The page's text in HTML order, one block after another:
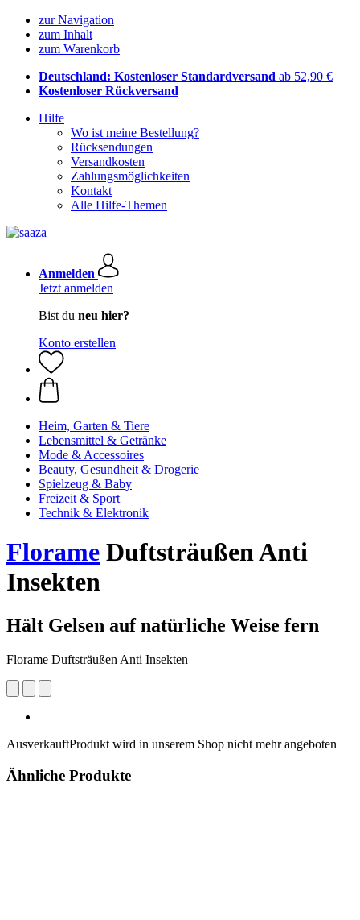
zur Navigation
zum Inhalt
zum Warenkorb
Deutschland: Kostenloser Standardversand ab 52,90 €
Kostenloser Rückversand
Hilfe
Wo ist meine Bestellung?
Rücksendungen
Versandkosten
Zahlungsmöglichkeiten
Kontakt
Alle Hilfe-Themen
Anmelden
Jetzt anmelden
Bist du neu hier?
Konto erstellen
Heim, Garten & Tiere
Lebensmittel & Getränke
Mode & Accessoires
Beauty, Gesundheit & Drogerie
Spielzeug & Baby
Freizeit & Sport
Technik & Elektronik
Florame Duftsträußen Anti
Insekten
Hält Gelsen auf natürliche Weise fern
Florame Duftsträußen Anti Insekten
AusverkauftProdukt wird in unserem Shop nicht mehr angeboten
Ähnliche Produkte